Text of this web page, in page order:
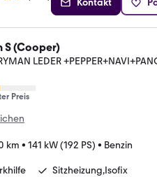
S (Cooper)
LEDER
Preis
km • 141 kW (192 PS) • Benzin
Sitzheizung,Isofix